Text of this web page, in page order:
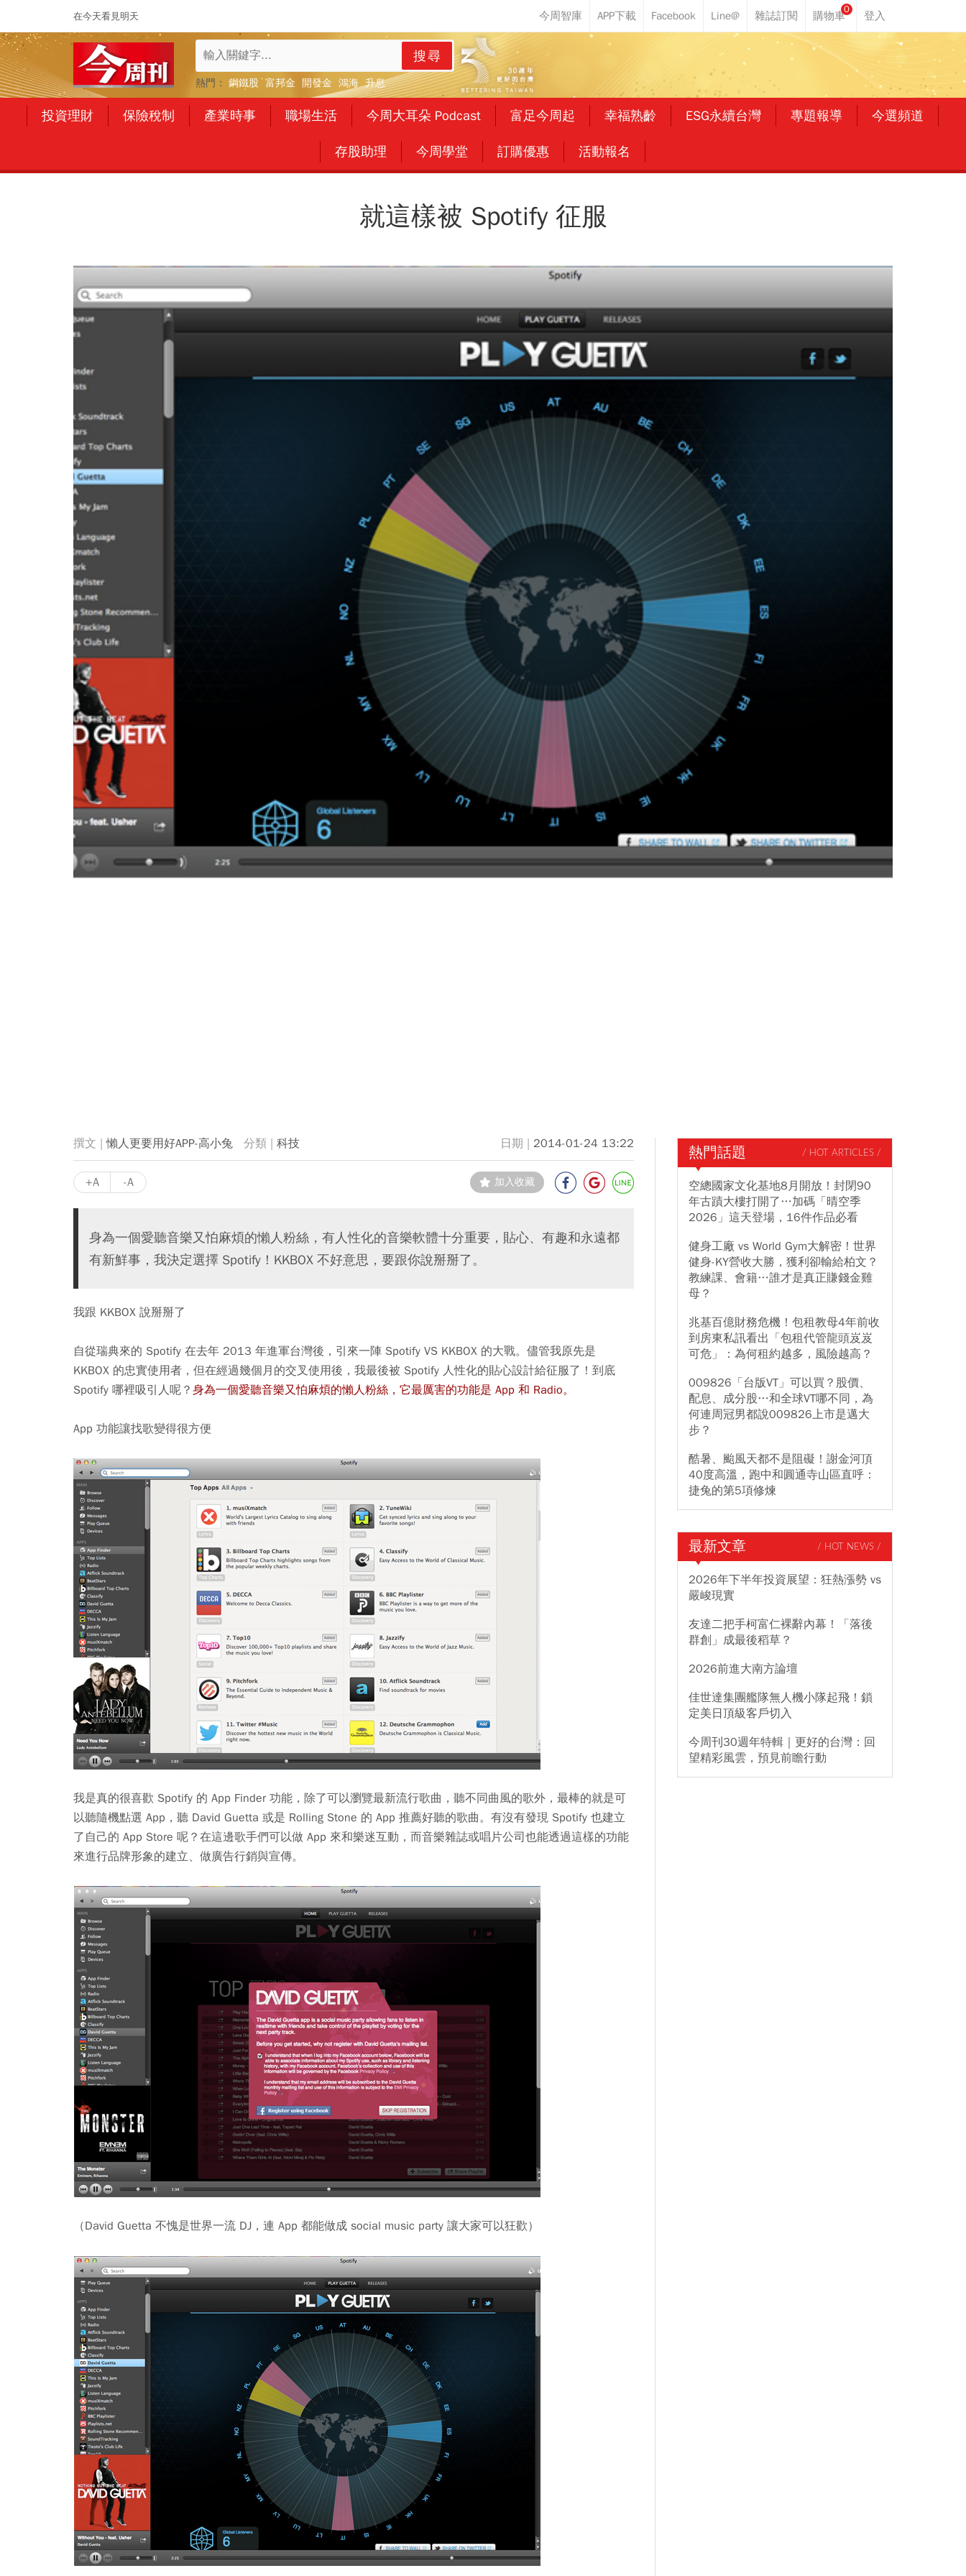
在今天看見明天
0
搜尋
熱門： 鋼鐵股 富邦金 開發金 鴻海 升息
投資理財 保險稅制 產業時事 職場生活 今周大耳朵 Podcast 富足今周起 幸福熟齡 ESG永續台灣 專題報導 今選頻道
存股助理 今周學堂 訂購優惠 活動報名
就這樣被 Spotify 征服
懶人更要用好APP-高小兔 科技 2014-01-24 13:22
+A -A 加入收藏
身為一個愛聽音樂又怕麻煩的懶人粉絲，有人性化的音樂軟體十分重要，貼心、有趣和永遠都
有新鮮事，我決定選擇 Spotify！KKBOX 不好意思，要跟你說掰掰了。
我跟 KKBOX 說掰掰了
自從瑞典來的 Spotify 在去年 2013 年進軍台灣後，引來一陣 Spotify VS KKBOX 的大戰。儘管我原先是
KKBOX 的忠實使用者，但在經過幾個月的交叉使用後，我最後被 Spotify 人性化的貼心設計給征服了！到底
Spotify 哪裡吸引人呢？ 身為一個愛聽音樂又怕麻煩的懶人粉絲，它最厲害的功能是 App 和 Radio。
App 功能讓找歌變得很方便
我是真的很喜歡 Spotify 的 App Finder 功能，除了可以瀏覽最新流行歌曲，聽不同曲風的歌外，最棒的就是可
以聽隨機點選 App，聽 David Guetta 或是 Rolling Stone 的 App 推薦好聽的歌曲。有沒有發現 Spotify 也建立
了自己的 App Store 呢？在這邊歌手們可以做 App 來和樂迷互動，而音樂雜誌或唱片公司也能透過這樣的功能
來進行品牌形象的建立、做廣告行銷與宣傳。
（David Guetta 不愧是世界一流 DJ，連 App 都能做成 social music party 讓大家可以狂歡）
熱門話題 / HOT ARTICLES /
空總國家文化基地8月開放！封閉90
年古蹟大樓打開了…加碼「晴空季
2026」這天登場，16件作品必看
健身工廠 vs World Gym大解密！世界
健身-KY營收大勝，獲利卻輸給柏文？
教練課、會籍…誰才是真正賺錢金雞
母？
兆基百億財務危機！包租教母4年前收
到房東私訊看出「包租代管龍頭岌岌
可危」：為何租約越多，風險越高？
009826「台版VT」可以買？股價、
配息、成分股…和全球VT哪不同，為
何連周冠男都說009826上市是邁大
步？
酷暑、颱風天都不是阻礙！謝金河頂
40度高溫，跑中和圓通寺山區直呼：
捷兔的第5項修煉
最新文章 / HOT NEWS /
2026年下半年投資展望：狂熱漲勢 vs
嚴峻現實
友達二把手柯富仁裸辭內幕！「落後
群創」成最後稻草？
2026前進大南方論壇
佳世達集團艦隊無人機小隊起飛！鎖
定美日頂級客戶切入
今周刊30週年特輯｜更好的台灣：回
望精彩風雲，預見前瞻行動